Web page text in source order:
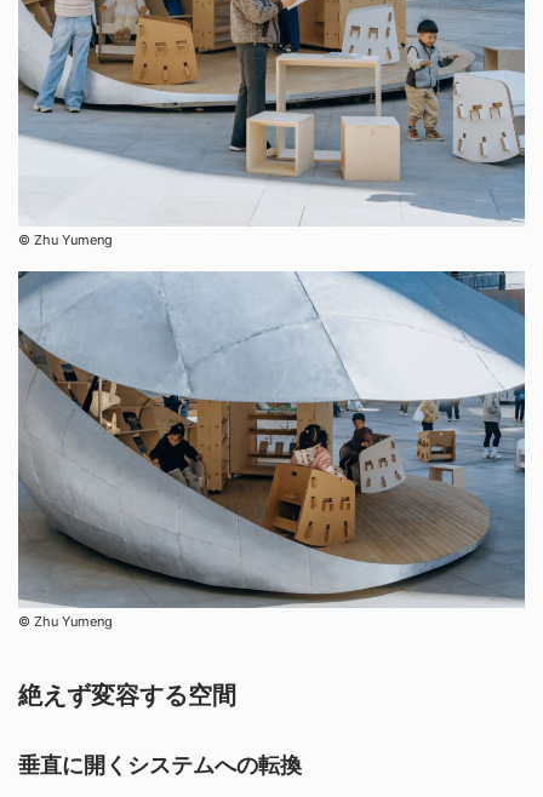
©︎ Zhu Yumeng
©︎ Zhu Yumeng
絶えず変容する空間
垂直に開くシステムへの転換